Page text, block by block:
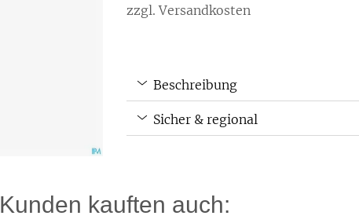
zzgl. Versandkosten
Beschreibung
Sicher & regional
Kunden kauften auch: